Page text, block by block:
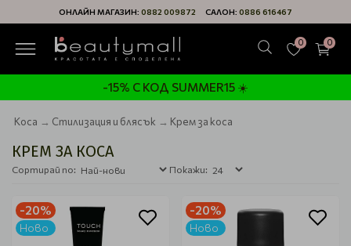
ОНЛАЙН МАГАЗИН: 0882 009872 САЛОН: 0886 616467
0 0
-15% С КОД SUMMER15 ☀️
Коса Стилизация и блясък Крем за коса
КРЕМ ЗА КОСА
Сортирай по: Покажи:
-20%
Ново
-20%
Ново